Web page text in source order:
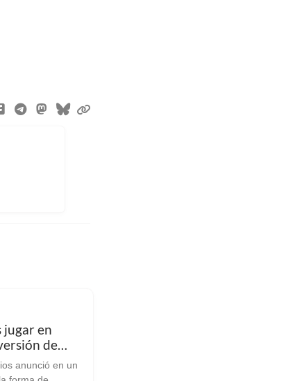
jugar en
de
de
40,000:
anunció en un